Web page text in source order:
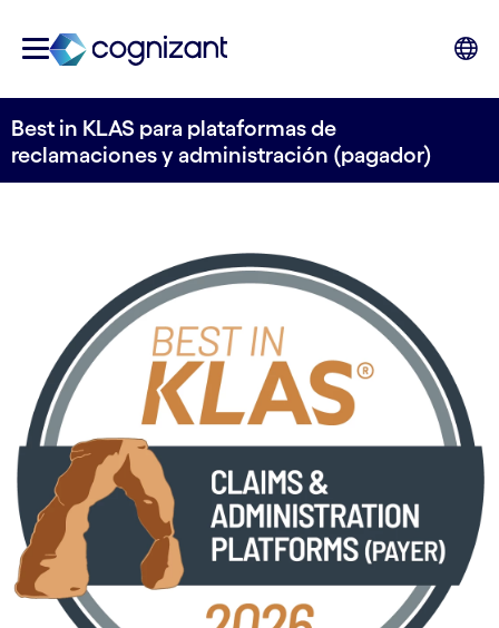
Best in KLAS para plataformas de
reclamaciones y administración (pagador)